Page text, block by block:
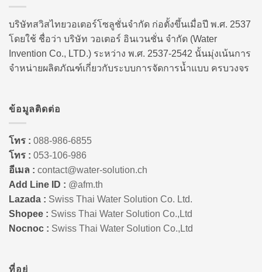
บริษัทสวิสไทยวอเตอร์โซลูชั่นจำกัด ก่อตั้งขึ้นเมื่อปี พ.ศ. 2537
โดยใช้ ชื่อว่า บริษัท วอเตอร์ อินเวนชั่น จำกัด (Water
Invention Co., LTD.) ระหว่าง พ.ศ. 2537-2542 นั้นมุ่งเน้นการ
จำหน่ายผลิตภัณฑ์เกี่ยวกับระบบการจัดการน้ำแบบ ครบวงจร
ข้อมูลติดต่อ
โทร : 088-986-6855
โทร : 053-106-986
อีเมล : contact@water-solution.ch
Add Line ID : @afm.th
Lazada : Swiss Thai Water Solution Co. Ltd.
Shopee : Swiss Thai Water Solution Co.,Ltd
Nocnoc : Swiss Thai Water Solution Co.,Ltd
ที่อยู่